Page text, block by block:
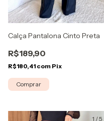
Calça Pantalona Cinto Preta
R$189,90
R$180,41 com Pix
Comprar
1 /5